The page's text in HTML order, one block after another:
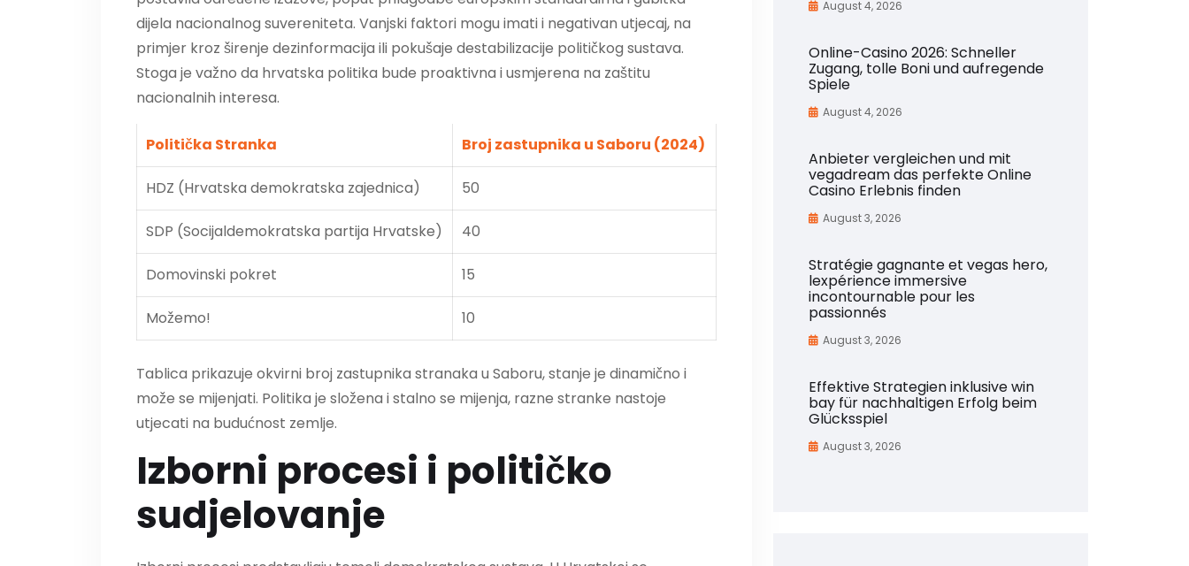
dijela nacionalnog suvereniteta. Vanjski faktori mogu imati i negativan utjecaj, na
primjer kroz širenje dezinformacija ili pokušaje destabilizacije političkog sustava.
Stoga je važno da hrvatska politika bude proaktivna i usmjerena na zaštitu
nacionalnih interesa.
Politička Stranka Broj zastupnika u Saboru (2024)
HDZ (Hrvatska demokratska zajednica) 50
SDP (Socijaldemokratska partija Hrvatske) 40
Domovinski pokret 15
Možemo! 10
Tablica prikazuje okvirni broj zastupnika stranaka u Saboru, stanje je dinamično i
može se mijenjati. Politika je složena i stalno se mijenja, razne stranke nastoje
utjecati na budućnost zemlje.
Izborni procesi i političko
sudjelovanje
August 4, 2026
Online-Casino 2026: Schneller
Zugang, tolle Boni und aufregende
Spiele
August 4, 2026
Anbieter vergleichen und mit
vegadream das perfekte Online
Casino Erlebnis finden
August 3, 2026
Stratégie gagnante et vegas hero,
lexpérience immersive
incontournable pour les
passionnés
August 3, 2026
Effektive Strategien inklusive win
bay für nachhaltigen Erfolg beim
Glücksspiel
August 3, 2026